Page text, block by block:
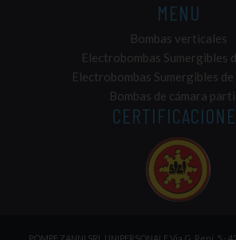
MENU
Bombas verticales
Electrobombas Sumergibles
Electrobombas Sumergibles
Bombas de cámara